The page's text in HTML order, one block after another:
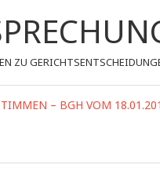
ZU
– BGH VOM